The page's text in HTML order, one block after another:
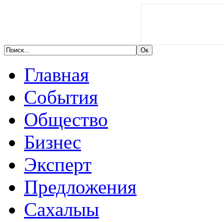
Главная
События
Общество
Бизнес
Эксперт
Предложения
Сахалыы